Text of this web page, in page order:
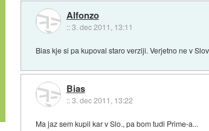
Alfonzo
::3. dec 2011, 13:11
Bias kje si pa kupoval staro verziji. Verjetno ne v
Bias
::3. dec 2011, 13:22
Ma jaz sem kupil kar v Slo., pa bom tudi Prime-a...